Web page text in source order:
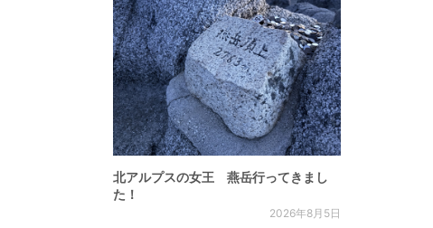
北アルプスの女王 燕岳行ってきまし
た！
2026年8月5日